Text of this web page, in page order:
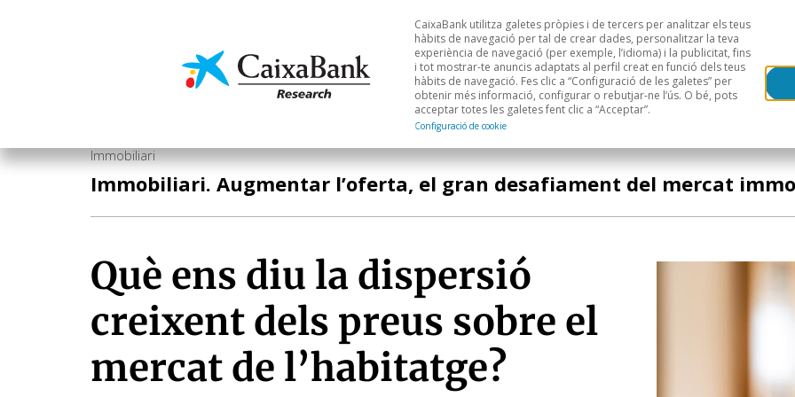
Economia i mercats Anàlisi sectorial Àrees geogràfiques
CaixaBank utilitza galetes pròpies i de tercers per analitzar els teus
hàbits de navegació per tal de crear dades, personalitzar la teva
experiència de navegació (per exemple, l’idioma) i la publicitat, fins
i tot mostrar-te anuncis adaptats al perfil creat en funció dels teus
hàbits de navegació. Fes clic a “Configuració de les galetes” per
obtenir més informació, configurar o rebutjar-ne l’ús. O bé, pots
acceptar totes les galetes fent clic a “Acceptar”.
Configuració de cookie
Immobiliari
Immobiliari. Augmentar l’oferta, el gran desafiament del mercat
Què ens diu la dispersió
creixent dels preus sobre el
mercat de l’habitatge?